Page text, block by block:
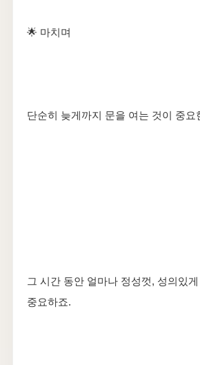
🌟 마치며
단순히 늦게까지 문을 여는 것이 중요
그 시간 동안 얼마나 정성껏, 성의있
중요하죠.